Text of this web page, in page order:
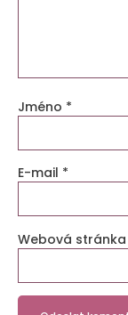
Jméno *
E-mail *
Webová stránka